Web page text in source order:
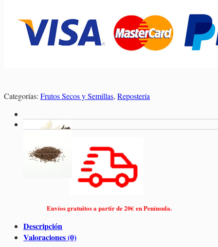
Categorías: Frutos Secos y Semillas, Repostería
Envíos gratuitos a partir de 20€ en Península.
Descripción
Valoraciones (0)